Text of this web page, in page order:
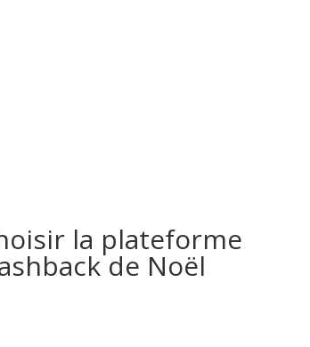
la plateforme
de Noël